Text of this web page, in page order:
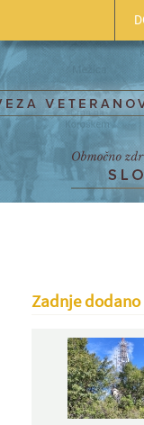
Zadnje dodano